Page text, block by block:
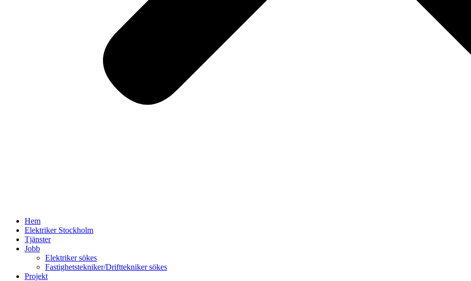
Hem
Elektriker Stockholm
Tjänster
Jobb
Elektriker sökes
Fastighetstekniker/Drifttekniker sökes
Projekt